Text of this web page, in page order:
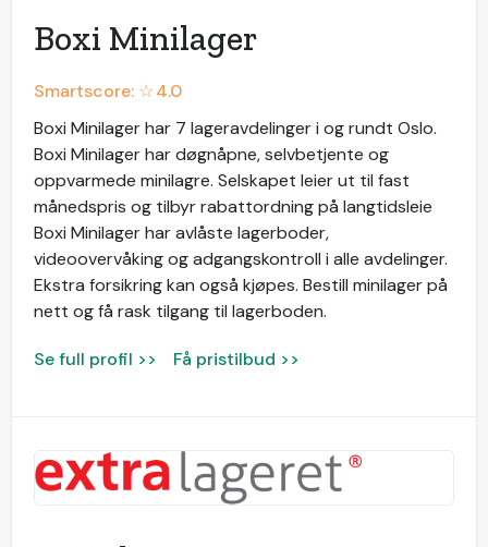
Boxi Minilager
Smartscore: ☆4.0
Boxi Minilager har 7 lageravdelinger i og rundt Oslo.
Boxi Minilager har døgnåpne, selvbetjente og
oppvarmede minilagre. Selskapet leier ut til fast
månedspris og tilbyr rabattordning på langtidsleie
Boxi Minilager har avlåste lagerboder,
videoovervåking og adgangskontroll i alle avdelinger.
Ekstra forsikring kan også kjøpes. Bestill minilager på
nett og få rask tilgang til lagerboden.
Se full profil >> Få pristilbud >>